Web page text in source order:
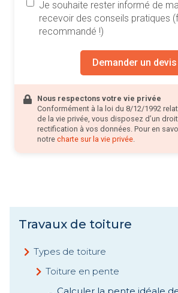
Je souhaite rester informé de
recevoir des conseils pratiques
recommandé !)
Demander un devis
Nous respectons votre vie privée
Conformément à la loi du 8/12/1992
de la vie privée, vous disposez d’un
rectification à vos données. Pour en
notre charte sur la vie privée.
Travaux de toiture
Types de toiture
Toiture en pente